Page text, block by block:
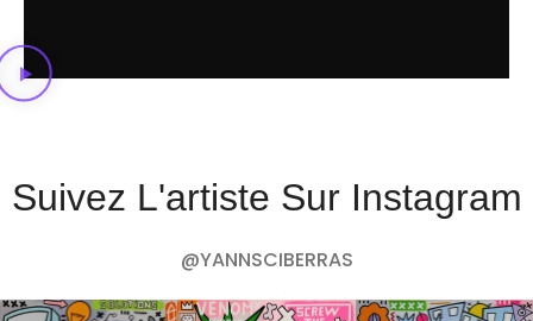
Suivez L'artiste Sur Instagram
@YANNSCIBERRAS